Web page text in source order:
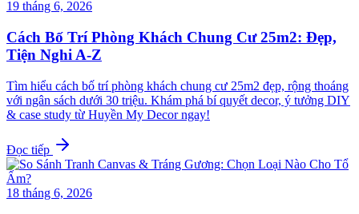
19 tháng 6, 2026
Cách Bố Trí Phòng Khách Chung Cư 25m2: Đẹp,
Tiện Nghi A-Z
Tìm hiểu cách bố trí phòng khách chung cư 25m2 đẹp, rộng thoáng
với ngân sách dưới 30 triệu. Khám phá bí quyết decor, ý tưởng DIY
& case study từ Huyền My Decor ngay!
Đọc tiếp
18 tháng 6, 2026